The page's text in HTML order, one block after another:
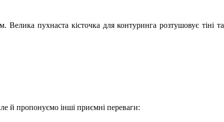
пухнаста кісточка для контуринга розтушовує тіні та
й пропонуємо інші приємні переваги: